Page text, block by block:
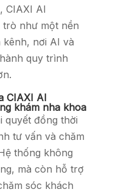
CIAXI AI
trò như một nền
kênh, nơi AI và
quy trình
CIAXI AI
khám nha khoa
quyết đồng thời
tư vấn và chăm
thống không
mà còn hỗ trợ
sóc khách